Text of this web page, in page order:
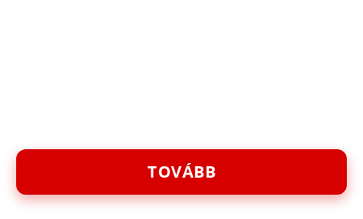
TOVÁBB